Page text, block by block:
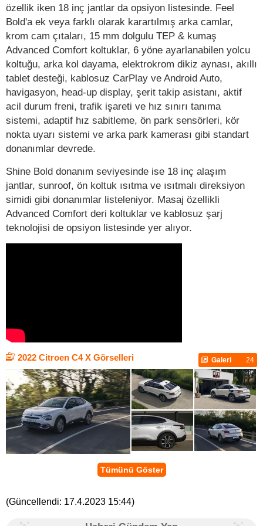
özellik iken 18 inç jantlar da opsiyon listesinde. Feel
Bold'a ek veya farklı olarak karartılmış arka camlar,
krom cam çıtaları, 15 mm dolgulu TEP & kumaş
Advanced Comfort koltuklar, 6 yöne ayarlanabilen yolcu
koltuğu, arka kol dayama, elektrokrom dikiz aynası, akıllı
tablet desteği, kablosuz CarPlay ve Android Auto,
havigasyon, head-up display, şerit takip asistanı, aktif
acil durum freni, trafik işareti ve hız sınırı tanıma
sistemi, adaptif hız sabitleme, ön park sensörleri, kör
nokta uyarı sistemi ve arka park kamerası gibi standart
donanımlar devrede.
Shine Bold donanım seviyesinde ise 18 inç alaşım
jantlar, sunroof, ön koltuk ısıtma ve ısıtmalı direksiyon
simidi gibi donanımlar listeleniyor. Masaj özellikli
Advanced Comfort deri koltuklar ve kablosuz şarj
teknolojisi de opsiyon listesinde yer alıyor.
2022 Citroen C4 X Görselleri Galeri 24
Tümünü Göster
(Güncellendi: 17.4.2023 15:44)